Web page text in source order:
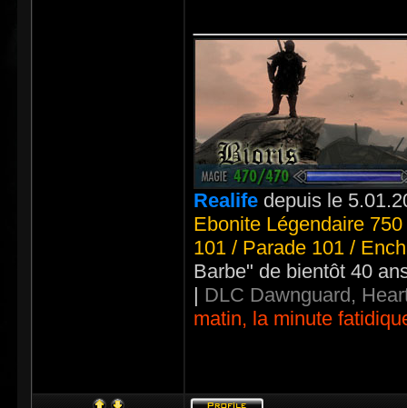
Realife depuis le
Ebonite Légendaire
101 / Parade 101 /
Barbe" de bientôt 40
| DLC Dawnguard,
matin, la minute